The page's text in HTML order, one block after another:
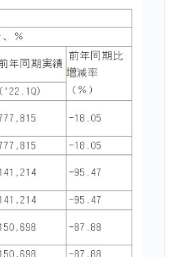
純利益は前年同期比13.4倍に。
からできない。
キットブレイカーの二段コンボ
ない
「ネガティブ」にダウン
2銘柄の暴落